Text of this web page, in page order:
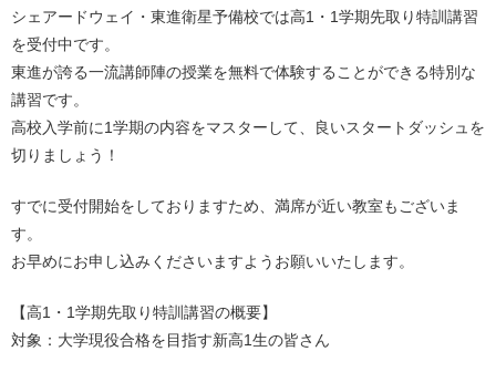
シェアードウェイ・東進衛星予備校では高1・1学期先取り特訓講習
を受付中です。
東進が誇る一流講師陣の授業を無料で体験することができる特別な
講習です。
高校入学前に1学期の内容をマスターして、良いスタートダッシュを
切りましょう！
すでに受付開始をしておりますため、満席が近い教室もございま
す。
お早めにお申し込みくださいますようお願いいたします。
【高1・1学期先取り特訓講習の概要】
対象：大学現役合格を目指す新高1生の皆さん